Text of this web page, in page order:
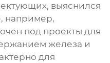
выяснился
например,
под проекты для
железа и
для